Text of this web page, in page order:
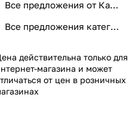
действительна только для
магазина и может
от цен в розничных